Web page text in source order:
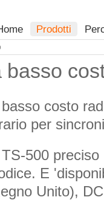
Prodotti
basso
costo
per
500
E
Unito),